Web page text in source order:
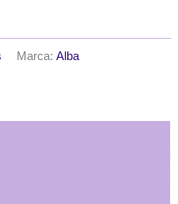
Marca:Alba